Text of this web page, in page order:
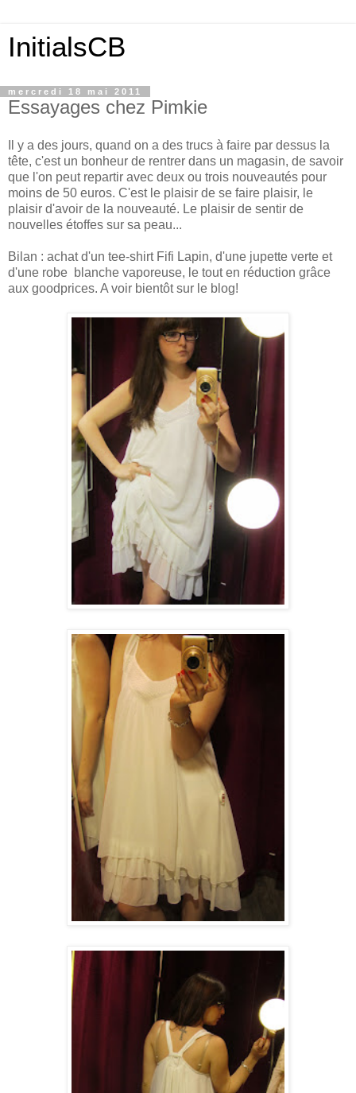
InitialsCB
mercredi 18 mai 2011
Essayages chez Pimkie
Il y a des jours, quand on a des trucs à faire par dessus la
tête, c'est un bonheur de rentrer dans un magasin, de savoir
que l'on peut repartir avec deux ou trois nouveautés pour
moins de 50 euros. C'est le plaisir de se faire plaisir, le
plaisir d'avoir de la nouveauté. Le plaisir de sentir de
nouvelles étoffes sur sa peau...
Bilan : achat d'un tee-shirt Fifi Lapin, d'une jupette verte et
d'une robe blanche vaporeuse, le tout en réduction grâce
aux goodprices. A voir bientôt sur le blog!